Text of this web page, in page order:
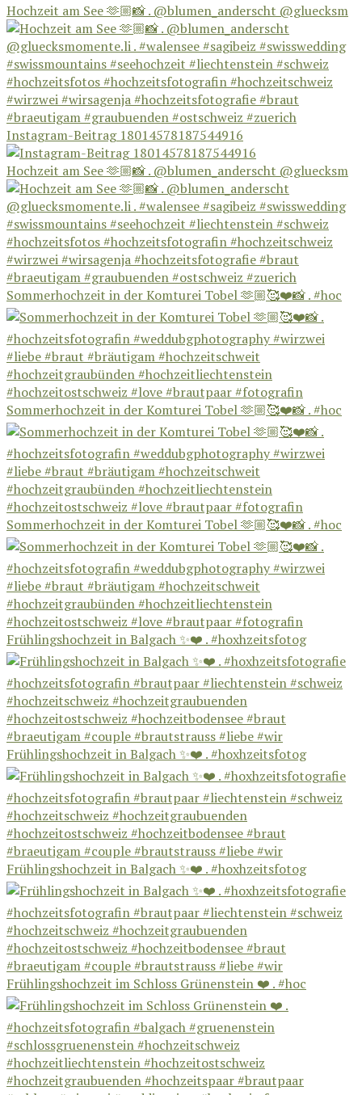
Hochzeit am See 🫶🏼📸 . @blumen_anderscht @gluecksm
Instagram-Beitrag 18014578187544916
Hochzeit am See 🫶🏼📸 . @blumen_anderscht @gluecksm
Sommerhochzeit in der Komturei Tobel 🫶🏼🥰❤️📸 . #hoc
Sommerhochzeit in der Komturei Tobel 🫶🏼🥰❤️📸 . #hoc
Sommerhochzeit in der Komturei Tobel 🫶🏼🥰❤️📸 . #hoc
Frühlingshochzeit in Balgach ✨❤️ . #hoxhzeitsfotog
Frühlingshochzeit in Balgach ✨❤️ . #hoxhzeitsfotog
Frühlingshochzeit in Balgach ✨❤️ . #hoxhzeitsfotog
Frühlingshochzeit im Schloss Grünenstein ❤️ . #hoc